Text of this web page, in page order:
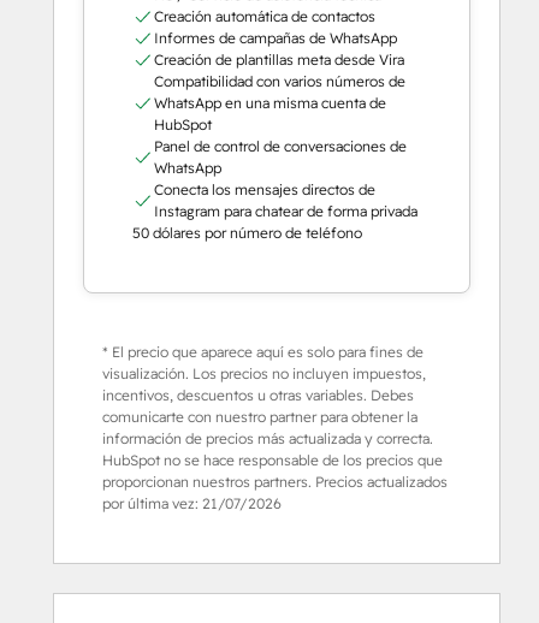
Creación automática de contactos
Informes de campañas de WhatsApp
Creación de plantillas meta desde Vira
Compatibilidad con varios números de
WhatsApp en una misma cuenta de
HubSpot
Panel de control de conversaciones de
WhatsApp
Conecta los mensajes directos de
Instagram para chatear de forma privada
50 dólares por número de teléfono
* El precio que aparece aquí es solo para fines de
visualización. Los precios no incluyen impuestos,
incentivos, descuentos u otras variables. Debes
comunicarte con nuestro partner para obtener la
información de precios más actualizada y correcta.
HubSpot no se hace responsable de los precios que
proporcionan nuestros partners. Precios actualizados
por última vez: 21/07/2026